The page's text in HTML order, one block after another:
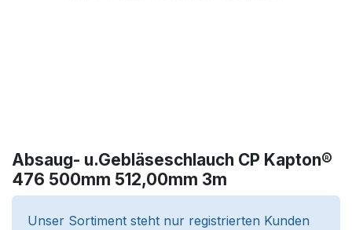
Absaug- u.Gebläseschlauch CP Kapton®
476 500mm 512,00mm 3m
Unser Sortiment steht nur registrierten Kunden